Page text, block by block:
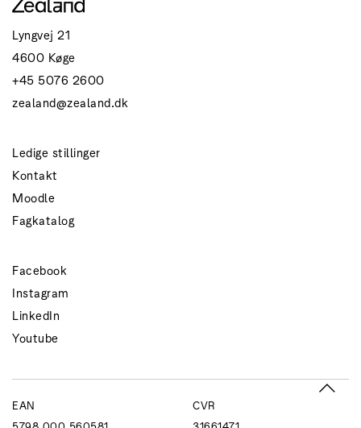
Lyngvej 21
4600 Køge
+45 5076 2600
zealand@zealand.dk
Ledige stillinger
Kontakt
Moodle
Fagkatalog
Facebook
Instagram
LinkedIn
Youtube
EAN
CVR